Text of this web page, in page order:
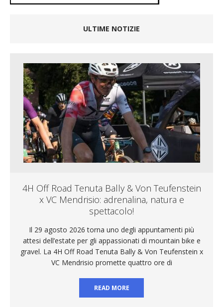
ULTIME NOTIZIE
4H Off Road Tenuta Bally & Von Teufenstein
x VC Mendrisio: adrenalina, natura e
spettacolo!
Il 29 agosto 2026 torna uno degli appuntamenti più
attesi dell’estate per gli appassionati di mountain bike e
gravel. La 4H Off Road Tenuta Bally & Von Teufenstein x
VC Mendrisio promette quattro ore di
READ MORE